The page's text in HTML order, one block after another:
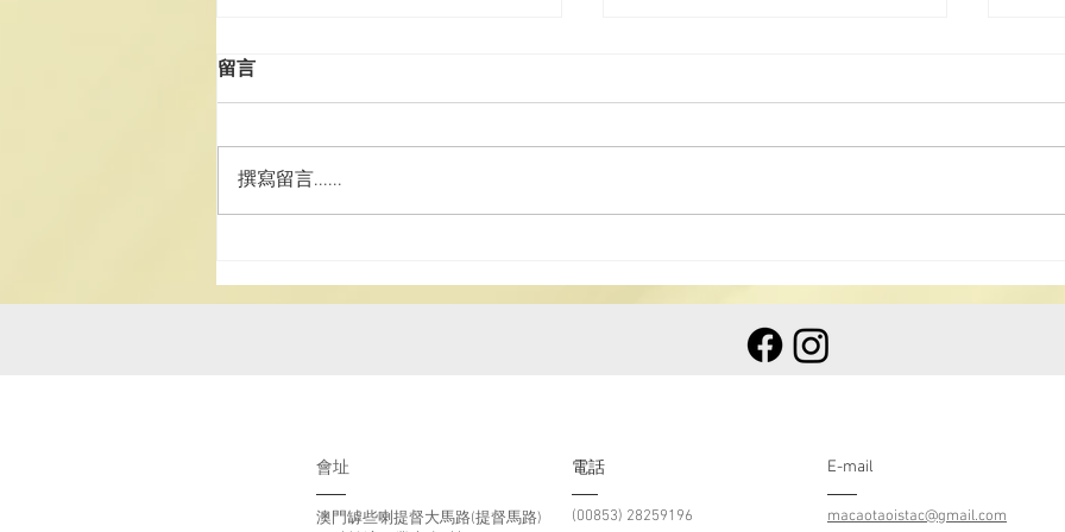
2025年科儀班(第二期)
儀音樂 澳浙道樂欣賞會
留言
撰寫留言......
會址
澳門罅些喇提督大馬路(提督馬路)
​電話
(00853) 28259196
E-mail
macaotaoistac@gmail.com